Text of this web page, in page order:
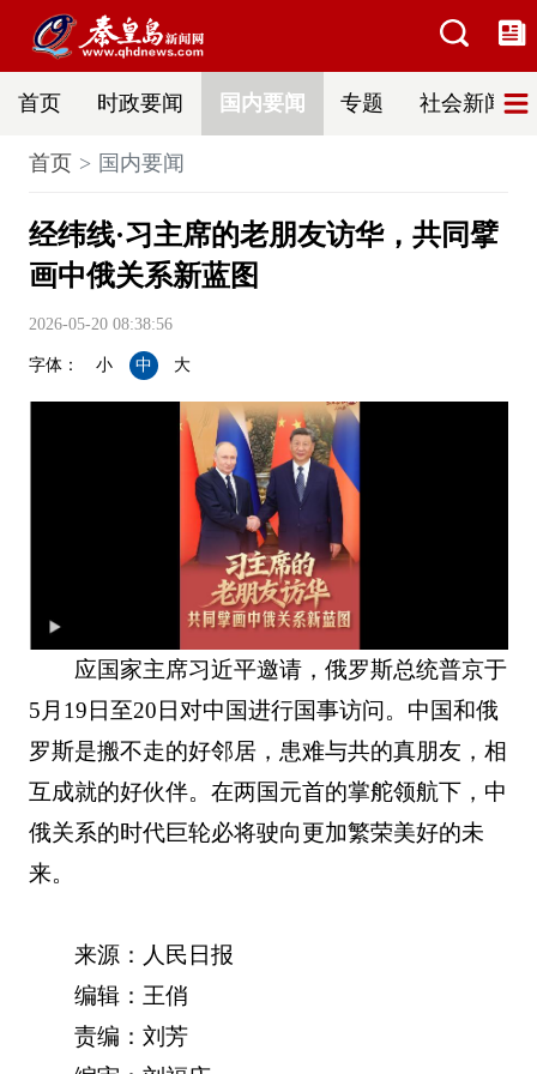
首页 时政要闻 国内要闻 专题 社会新闻
首页 国内要闻
经纬线·习主席的老朋友访华，共同擘
画中俄关系新蓝图
2026-05-20 08:38:56
字体： 小 中 大
应国家主席习近平邀请，俄罗斯总统普京于
5月19日至20日对中国进行国事访问。中国和俄
罗斯是搬不走的好邻居，患难与共的真朋友，相
互成就的好伙伴。在两国元首的掌舵领航下，中
俄关系的时代巨轮必将驶向更加繁荣美好的未
来。
来源：人民日报
编辑：王俏
责编：刘芳